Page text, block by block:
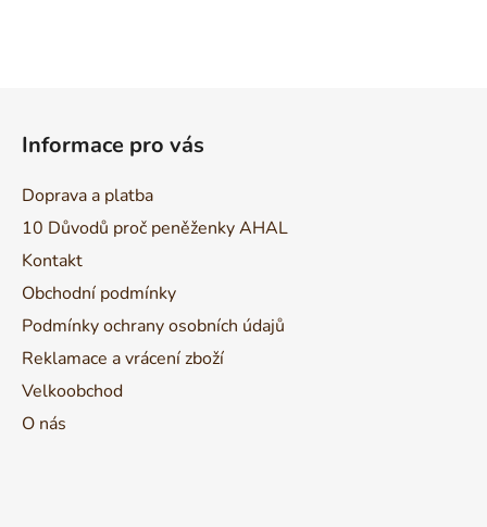
Informace pro vás
Doprava a platba
10 Důvodů proč peněženky AHAL
Kontakt
Obchodní podmínky
Podmínky ochrany osobních údajů
Reklamace a vrácení zboží
Velkoobchod
O nás